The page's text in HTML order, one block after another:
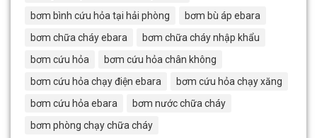
bơm bình cứu hỏa tại hải phòng
bơm bù áp ebara
bơm chữa cháy ebara
bơm chữa cháy nhập khẩu
bơm cứu hỏa
bơm cứu hỏa chân không
bơm cứu hỏa chạy điện ebara
bơm cứu hỏa chạy xăng
bơm cứu hỏa ebara
bơm nước chữa cháy
bơm phòng chạy chữa cháy